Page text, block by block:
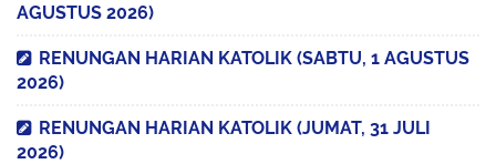
AGUSTUS 2026)
RENUNGAN HARIAN KATOLIK (SABTU, 1 AGUSTUS
2026)
RENUNGAN HARIAN KATOLIK (JUMAT, 31 JULI
2026)